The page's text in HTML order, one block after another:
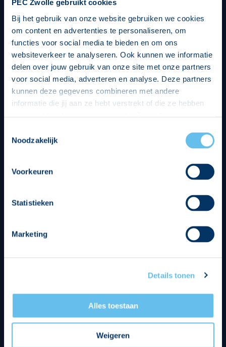
PEC Zwolle gebruikt cookies
Bij het gebruik van onze website gebruiken we cookies
om content en advertenties te personaliseren, om
functies voor social media te bieden en om ons
websiteverkeer te analyseren. Ook kunnen we informatie
delen over jouw gebruik van onze site met onze partners
voor social media, adverteren en analyse. Deze partners
kunnen deze gegevens combineren met andere
informatie die jij aan ze hebt verstrekt of die ze hebben
op een veilige en integere wijze. Je kunt je toestemming
beheren op de privacy- en cookieverklaring pagina.
Noodzakelijk
Voorkeuren
Statistieken
Marketing
Details tonen
Alles toestaan
Weigeren